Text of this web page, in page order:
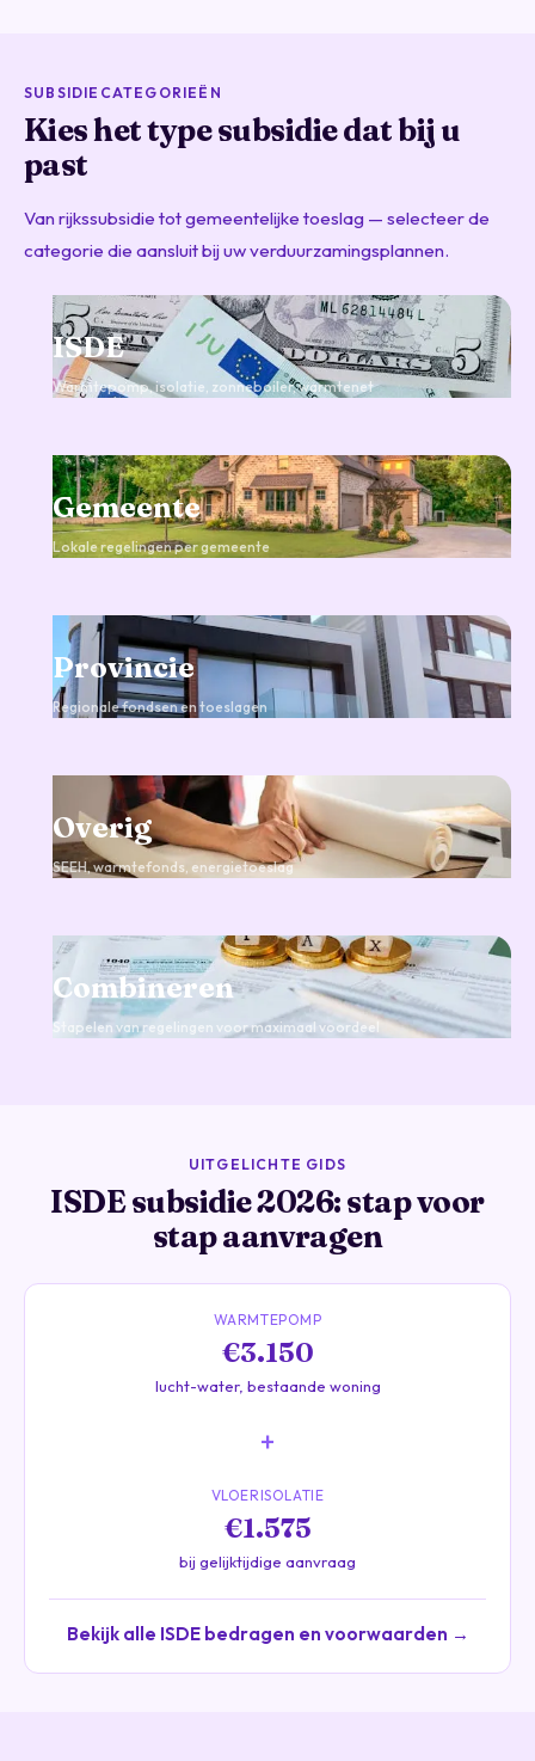
SUBSIDIECATEGORIEËN
Kies het type subsidie dat bij u
past
Van rijkssubsidie tot gemeentelijke toeslag — selecteer de
categorie die aansluit bij uw verduurzamingsplannen.
ISDE
Warmtepomp, isolatie, zonneboiler, warmtenet
Gemeente
Lokale regelingen per gemeente
Provincie
Regionale fondsen en toeslagen
Overig
SEEH, warmtefonds, energietoeslag
Combineren
Stapelen van regelingen voor maximaal voordeel
UITGELICHTE GIDS
ISDE subsidie 2026: stap voor
stap aanvragen
WARMTEPOMP
€3.150
lucht-water, bestaande woning
+
VLOERISOLATIE
€1.575
bij gelijktijdige aanvraag
Bekijk alle ISDE bedragen en voorwaarden →